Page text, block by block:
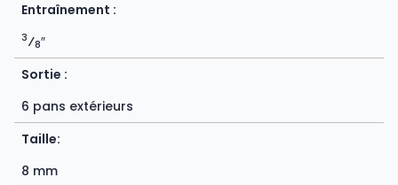
Entraînement :
3⁄8″
Sortie :
6 pans extérieurs
Taille:
8 mm